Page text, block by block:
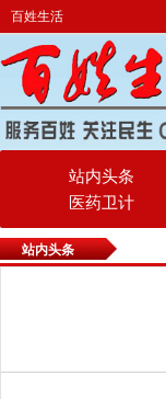
百姓生活
站内头条
医药卫计
站内头条